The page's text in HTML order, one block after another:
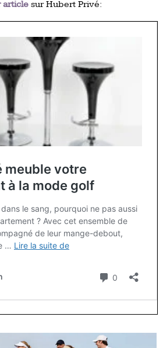
article sur Hubert Privé: